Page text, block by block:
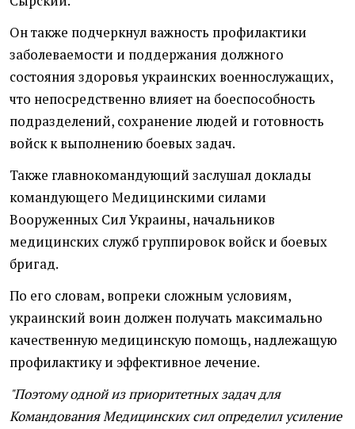
Он также подчеркнул важность профилактики
заболеваемости и поддержания должного
состояния здоровья украинских военнослужащих,
что непосредственно влияет на боеспособность
подразделений, сохранение людей и готовность
войск к выполнению боевых задач.
Также главнокомандующий заслушал доклады
командующего Медицинскими силами
Вооруженных Сил Украины, начальников
медицинских служб группировок войск и боевых
бригад.
По его словам, вопреки сложным условиям,
украинский воин должен получать максимально
качественную медицинскую помощь, надлежащую
профилактику и эффективное лечение.
"Поэтому одной из приоритетных задач для
Командования Медицинских сил определил усиление